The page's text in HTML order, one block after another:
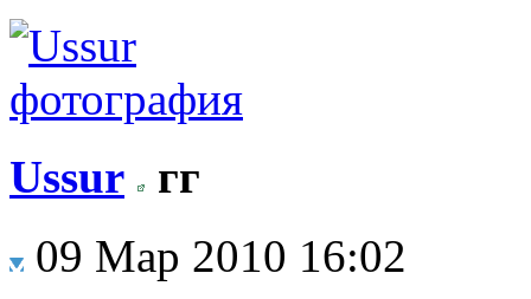
Ussur
гг
09 Мар 2010 16:02